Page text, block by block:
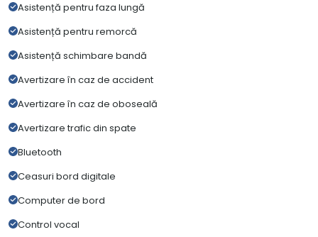
Asistență pentru faza lungă
Asistență pentru remorcă
Asistență schimbare bandă
Avertizare în caz de accident
Avertizare în caz de oboseală
Avertizare trafic din spate
Bluetooth
Ceasuri bord digitale
Computer de bord
Control vocal